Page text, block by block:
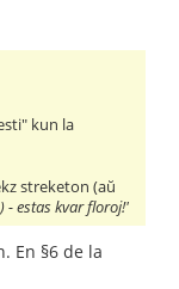
kun la
streketon (aŭ
- estas kvar floroj!'
En §6 de la